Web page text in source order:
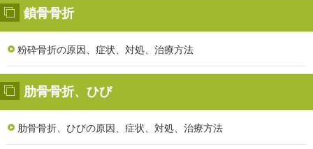
鎖骨骨折
粉砕骨折の原因、症状、対処、治療方法
肋骨骨折、ひび
肋骨骨折、ひびの原因、症状、対処、治療方法